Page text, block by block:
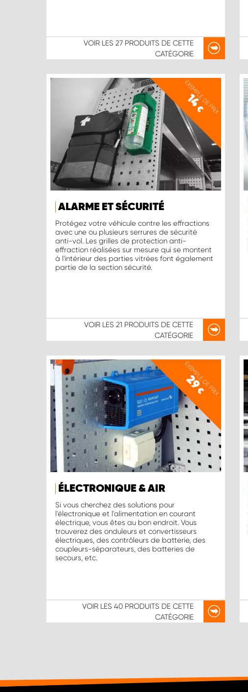
VOIR LES 27 PRODUITS DE CETTE
CATÉGORIE
EXEMPLE DE PRIX
14
€
ALARME ET SÉCURITÉ
Protégez votre véhicule contre les effractions
avec une ou plusieurs serrures de sécurité
anti-vol. Les grilles de protection anti-
effraction réalisées sur mesure qui se montent
à l'intérieur des parties vitrées font également
partie de la section sécurité.
VOIR LES 21 PRODUITS DE CETTE
CATÉGORIE
EXEMPLE DE PRIX
29
€
ÉLECTRONIQUE & AIR
Si vous cherchez des solutions pour
l'électronique et l'alimentation en courant
électrique, vous êtes au bon endroit. Vous
trouverez des onduleurs et convertisseurs
électriques, des contrôleurs de batterie, des
coupleurs-séparateurs, des batteries de
secours, etc.
VOIR LES40 PRODUITS DE CETTE
CATÉGORIE